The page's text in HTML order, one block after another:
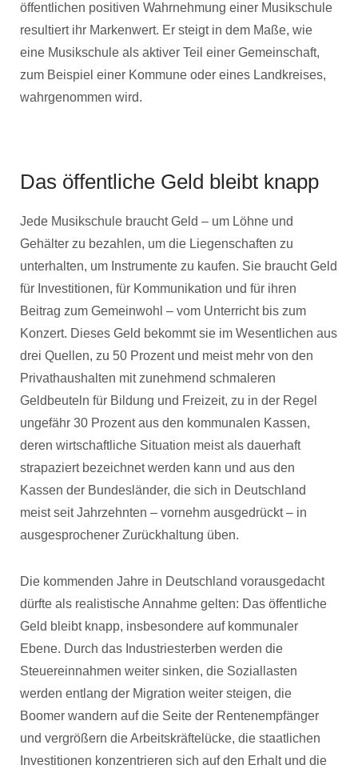
öffentlichen positiven Wahrnehmung einer Musikschule
resultiert ihr Markenwert. Er steigt in dem Maße, wie
eine Musikschule als aktiver Teil einer Gemeinschaft,
zum Beispiel einer Kommune oder eines Landkreises,
wahrgenommen wird.
Das öffentliche Geld bleibt knapp
Jede Musikschule braucht Geld – um Löhne und
Gehälter zu bezahlen, um die Liegenschaften zu
unterhalten, um Instrumente zu kaufen. Sie braucht Geld
für Investitionen, für Kommunikation und für ihren
Beitrag zum Gemeinwohl – vom Unterricht bis zum
Konzert. Dieses Geld bekommt sie im Wesentlichen aus
drei Quellen, zu 50 Prozent und meist mehr von den
Privathaushalten mit zunehmend schmaleren
Geldbeuteln für Bildung und Freizeit, zu in der Regel
ungefähr 30 Prozent aus den kommunalen Kassen,
deren wirtschaftliche Situation meist als dauerhaft
strapaziert bezeichnet werden kann und aus den
Kassen der Bundesländer, die sich in Deutschland
meist seit Jahrzehnten – vornehm ausgedrückt – in
ausgesprochener Zurückhaltung üben.
Die kommenden Jahre in Deutschland vorausgedacht
dürfte als realistische Annahme gelten: Das öffentliche
Geld bleibt knapp, insbesondere auf kommunaler
Ebene. Durch das Industriesterben werden die
Steuereinnahmen weiter sinken, die Soziallasten
werden entlang der Migration weiter steigen, die
Boomer wandern auf die Seite der Rentenempfänger
und vergrößern die Arbeitskräftelücke, die staatlichen
Investitionen konzentrieren sich auf den Erhalt und die